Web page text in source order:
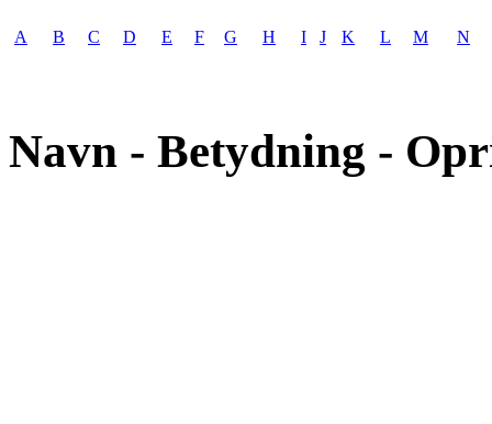
A B C D E F G H I J K L M N
Navn - Betydning -